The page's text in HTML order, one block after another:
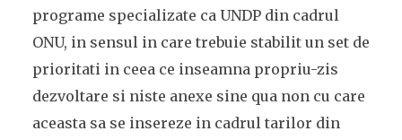
programe specializate ca UNDP din cadrul
ONU, in sensul in care trebuie stabilit un set de
prioritati in ceea ce inseamna propriu-zis
dezvoltare si niste anexe sine qua non cu care
aceasta sa se insereze in cadrul tarilor din